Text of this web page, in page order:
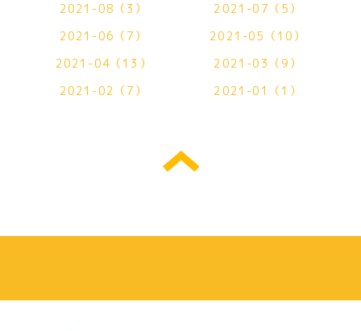
2021-08（3）
2021-07（5）
2021-06（7）
2021-05（10）
2021-04（13）
2021-03（9）
2021-02（7）
2021-01（1）